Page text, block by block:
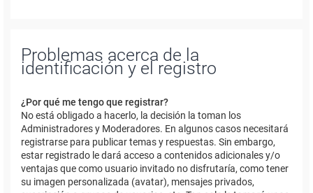
Problemas acerca de la
identificación y el registro
¿Por qué me tengo que registrar?
No está obligado a hacerlo, la decisión la toman los
Administradores y Moderadores. En algunos casos necesitará
registrarse para publicar temas y respuestas. Sin embargo,
estar registrado le dará acceso a contenidos adicionales y/o
ventajas que como usuario invitado no disfrutaría, como tener
su imagen personalizada (avatar), mensajes privados,